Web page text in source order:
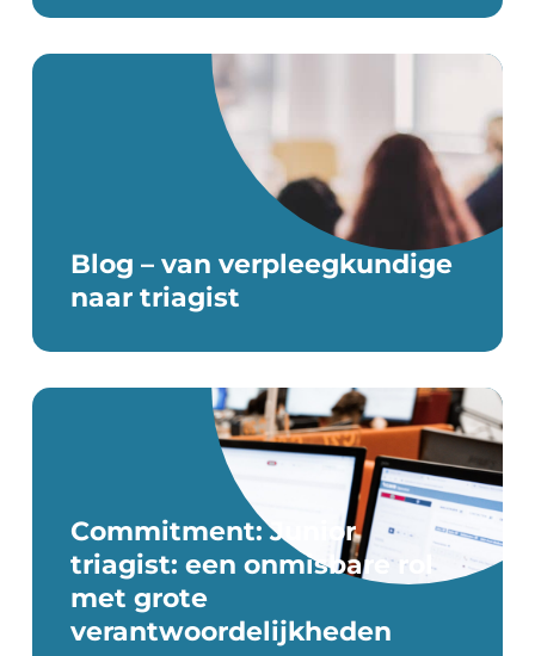
Blog – van verpleegkundige
naar triagist
Commitment: Junior
triagist: een onmisbare rol
met grote
verantwoordelijkheden